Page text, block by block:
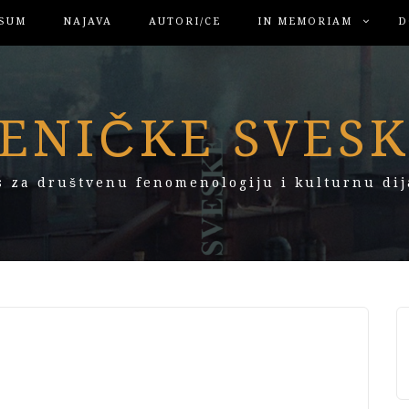
NAJAVA AUTORI/CE IN MEMORIAM
za društvenu fenomenologiju i kulturnu